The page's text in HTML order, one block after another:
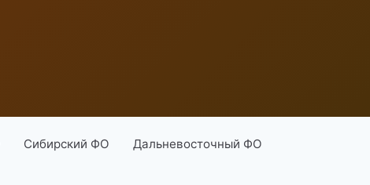
Сибирский ФО Дальневосточный ФО